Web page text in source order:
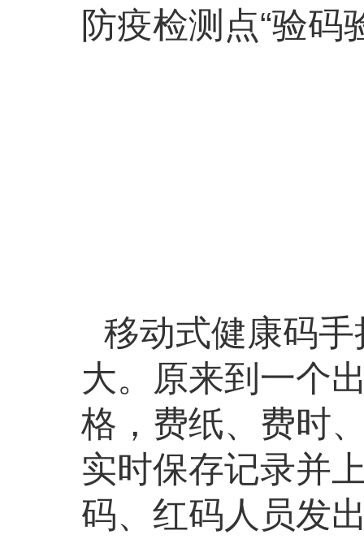
防疫检测点“验码
移动式健康码
大。原来到一个
格，费纸、费时
实时保存记录并
码、红码人员发